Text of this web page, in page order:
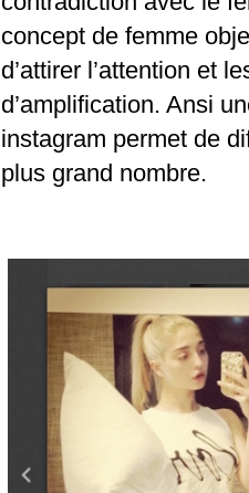
concept de femme
d’attirer l’attention et
d’amplification. Ansi
instagram permet de
plus grand nombre.